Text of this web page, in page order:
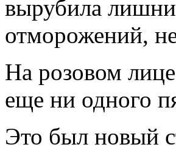
вырубила
отморожений,
На розовом
еще ни одного
Это был новый